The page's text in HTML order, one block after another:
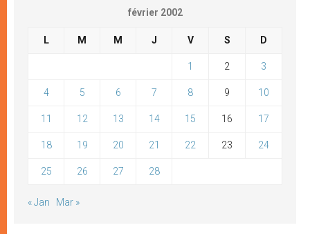
février 2002
L M M J V S D
1 2 3
4 5 6 7 8 9 10
11 12 13 14 15 16 17
18 19 20 21 22 23 24
25 26 27 28
« Jan Mar »